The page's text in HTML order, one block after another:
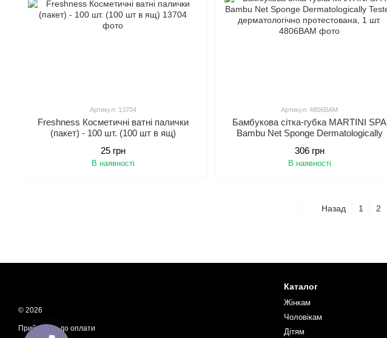
Артикул: 13704
Freshness Косметичні ватні палички
(пакет) - 100 шт. (100 шт в ящ)
25 грн
В наявності
Артикул: 4806BАМ
Бамбукова сітка-губка MARTINI SPA
Bambu Net Sponge Dermatologically
шт.
306 грн
В наявності
Назад 1 2
© 2026
Приймаємо до оплати
Каталог
Жінкам
Чоловікам
Дітям